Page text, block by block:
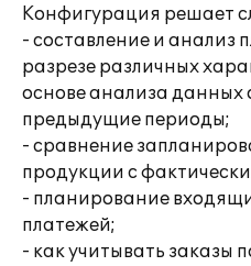
Конфигурация решает
- составление и анализ
разрезе различных
основе анализа данных
предыдущие периоды;
- сравнение
продукции с
- планирование
платежей;
- как учитывать заказы